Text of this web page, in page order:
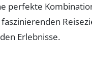
perfekte
Erlebnisse.